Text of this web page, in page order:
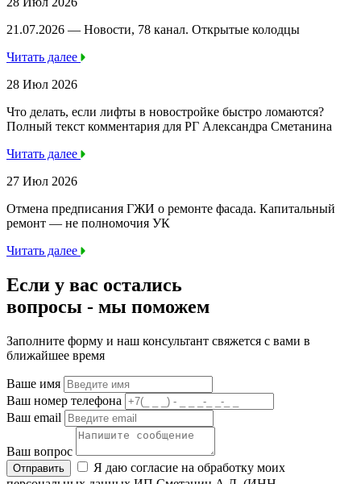
21.07.2026 — Новости, 78 канал. Открытые колодцы
Читать далее
28 Июл 2026
Что делать, если лифты в новостройке быстро ломаются?
Полный текст комментария для РГ Александра Сметанина
Читать далее
27 Июл 2026
Отмена предписания ГЖИ о ремонте фасада. Капитальный
ремонт — не полномочия УК
Читать далее
Если у вас остались
вопросы - мы поможем
Заполните форму и наш консультант свяжется с вами в
ближайшее время
Ваше имя
Ваш номер телефона
Ваш email
Ваш вопрос
Отправить
Я даю согласие на обработку моих